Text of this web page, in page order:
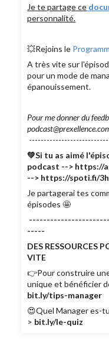
Je te partage ce
personnalité.
💥Rejoins le
A très vite sur
pour un mode de
épanouissement.
Pour me donner du
💚Si tu as aimé
podcast -->
--> https://spoti.fi/
Je partagerai tes
épisodes 🤩
-----
DES RESSOURCES
VITE
👉Pour construire
unique et bénéficier
bit.ly/tips-manager
😍Quel Manager es-
> bit.ly/le-quiz